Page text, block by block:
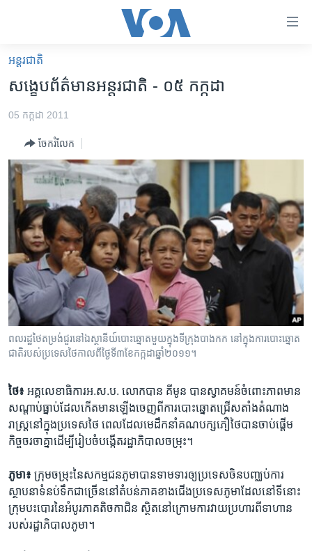
គេហទំព័រ​
ទាក់ទង
និង​
ទំព័រ​
ព័ត៌មាន​​
រំលង​
ចូល​
ទៅ​
ទំព័រ​
រចនា
រំលង​
ចូល​
ទៅ​
កាន់​
ទំព័រ​
ស្វែង​
អន្តរជាតិ
អាមេរិក
ចិន
ហេឡូវីអូអេ
កម្ពុជាច្នៃប្រតិដ្ឋ
ព្រឹត្តិការណ៍ព័ត៌មាន
ទូរទស្សន៍ / វីដេអូ​
វិទ្យុ / ផតខាសថ៍
កម្មវិធីទាំងអស់
Khmer English
ភាសា
អន្តរជាតិ
សង្ខេប​ព័ត៌មាន​អន្តរជាតិ​​ - ០៥ ​កក្កដា
05 កក្កដា 2011
ចែករំលែក
ពលរដ្ឋ​​ថៃ​តម្រង់ជួរ​នៅ​ឯ​ស្ថានីយ៍​បោះឆ្នោត​មួយ​​ក្នុង​ទី​ក្រុង​បាងកក នៅ​ក្នុង​ការ​បោះឆ្នោត​
ជាតិ​របស់​ប្រទេស​ថៃ​​កាល​ពី​ថ្ងៃ​ទី​៣​ខែ​កក្កដា​ឆ្នាំ​២០១១។
ថៃ៖ អគ្គលេខាធិការ​អ.ស.ប.​ លោក​បាន គីមូន​ បាន​ស្វាគមន៍​ចំពោះ​ភាព​មាន​
សណ្ដាប់ធ្នាប់​ដែល​កើត​មាន​ឡើង​ចេញ​ពី​ការ​បោះឆ្នោត​ជ្រើសតាំង​តំណាង
រាស្រ្ដ​នៅ​ក្នុង​ប្រទេស​ថៃ​ ពេល​ដែល​មេដឹកនាំ​គណបក្ស​ភឿថៃ​បាន​ចាប់ផ្ដើម​
កិច្ច​ចរចា​គ្នា​ដើម្បី​រៀបចំ​បង្កើត​រដ្ឋាភិបាល​ចម្រុះ។
ភូមា៖ ក្រុម​ចម្រុះ​នៃ​សកម្មជន​ភូមា​បាន​ទាមទារ​ឲ្យ​ប្រទេស​ចិន​បញ្ឈប់​ការ​
ស្ថាបនា​ទំនប់ទឹក​ជាច្រើន​នៅ​តំបន់​ភាគ​ខាងជើង​ប្រទេស​ភូមា​ដែល​នៅ​ទីនោះ​
ក្រុម​បះបោរ​នៃ​អំបូរ​ភាគតិច​កាជិន​ ស្ថិត​នៅ​ក្រោម​ការ​វាយ​ប្រហារ​ពី​ទាហាន​
របស់​រដ្ឋាភិបាលភូមា។